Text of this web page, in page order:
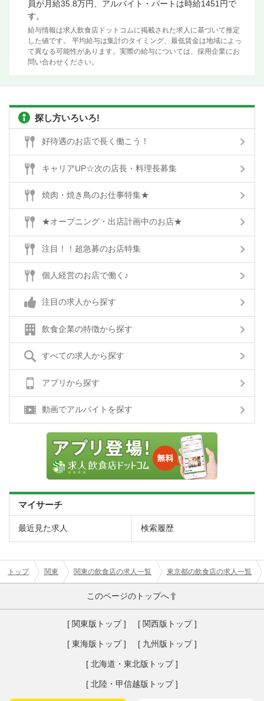
員が月給35.8万円、アルバイト・パートは時給1451円で
す。
給与情報は求人飲食店ドットコムに掲載された求人に基づいて推定
した値です。 平均給与は集計のタイミング、最低賃金は地域によっ
て異なる可能性があります。実際の給与については、採用企業にお
問い合わせください。
探し方いろいろ!
好待遇のお店で長く働こう！
キャリアUP☆次の店長・料理長募集
焼肉・焼き鳥のお仕事特集★
★オープニング・出店計画中のお店★
注目！！超急募のお店特集
個人経営のお店で働く♪
注目の求人から探す
飲食企業の特徴から探す
すべての求人から探す
アプリから探す
動画でアルバイトを探す
マイサーチ
最近見た求人 検索履歴
トップ 関東 関東の飲食店の求人一覧 東京都の飲食店の求人一覧
このページのトップへ
[ 関東版トップ ] [ 関西版トップ ]
[ 東海版トップ ] [ 九州版トップ ]
[ 北海道・東北版トップ ]
[ 北陸・甲信越版トップ ]